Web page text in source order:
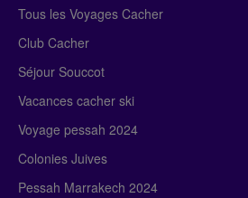
Tous les Voyages Cacher
Club Cacher
Séjour Souccot
Vacances cacher ski
Voyage pessah 2024
Colonies Juives
Pessah Marrakech 2024